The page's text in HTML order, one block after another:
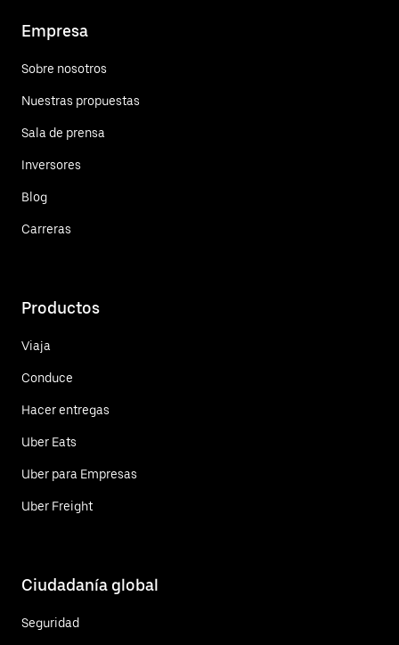
Empresa
Sobre nosotros
Nuestras propuestas
Sala de prensa
Inversores
Blog
Carreras
Productos
Viaja
Conduce
Hacer entregas
Uber Eats
Uber para Empresas
Uber Freight
Ciudadanía global
Seguridad